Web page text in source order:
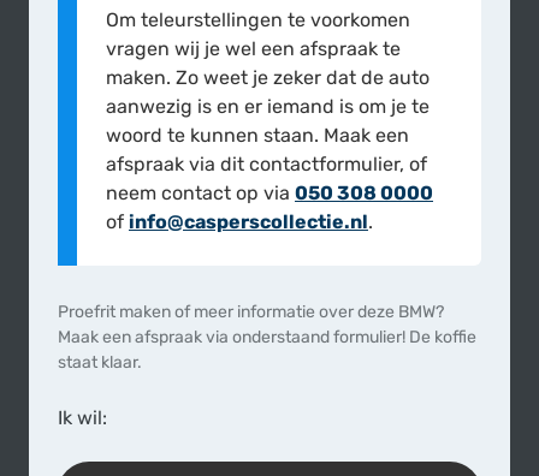
Om teleurstellingen te voorkomen
vragen wij je wel een afspraak te
maken. Zo weet je zeker dat de auto
aan­wezig is en er iemand is om je te
woord te kunnen staan. Maak een
afspraak via dit contact­formulier, of
neem contact op via 050 308 0000
of info@caspers­collectie.nl.
Proefrit maken of meer informatie over deze BMW?
Maak een afspraak via onderstaand formulier! De koffie
staat klaar.
Ik wil: